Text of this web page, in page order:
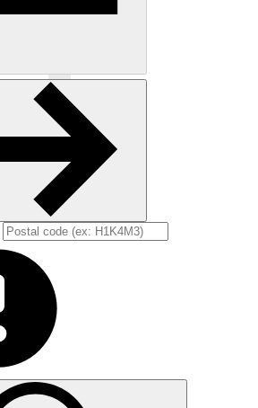
Previous